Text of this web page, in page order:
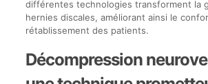
différentes technologies transforment la
hernies discales, améliorant ainsi le
rétablissement des patients.
Décompression